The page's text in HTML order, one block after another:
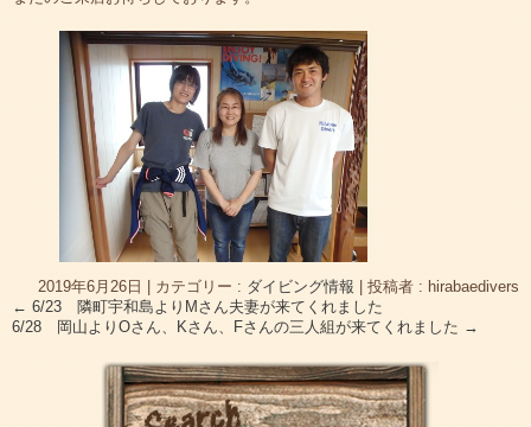
2019年6月26日 | カテゴリー : ダイビング情報 | 投稿者 : hirabaedivers
← 6/23 隣町宇和島よりMさん夫妻が来てくれました
6/28 岡山よりOさん、Kさん、Fさんの三人組が来てくれました →